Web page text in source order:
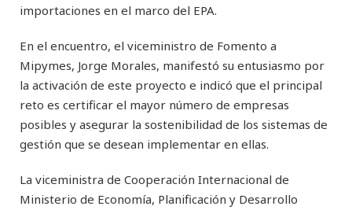
importaciones en el marco del EPA.
En el encuentro, el viceministro de Fomento a
Mipymes, Jorge Morales, manifestó su entusiasmo por
la activación de este proyecto e indicó que el principal
reto es certificar el mayor número de empresas
posibles y asegurar la sostenibilidad de los sistemas de
gestión que se desean implementar en ellas.
La viceministra de Cooperación Internacional de
Ministerio de Economía, Planificación y Desarrollo